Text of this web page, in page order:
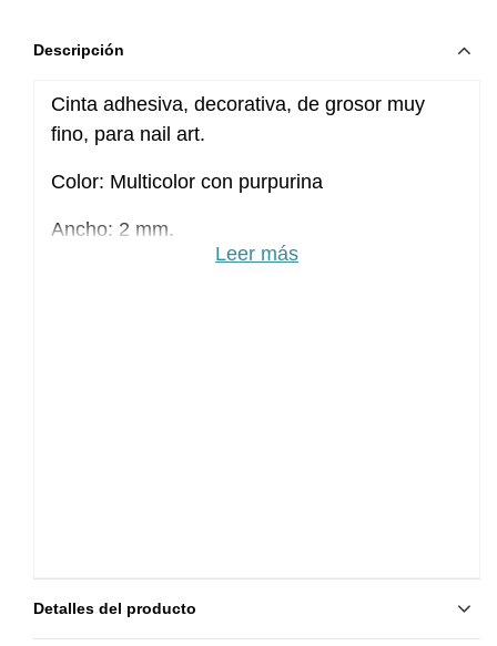
Descripción
Cinta adhesiva, decorativa, de grosor muy
fino, para nail art.
Color: Multicolor con purpurina
Ancho: 2 mm.
Leer más
Detalles del producto